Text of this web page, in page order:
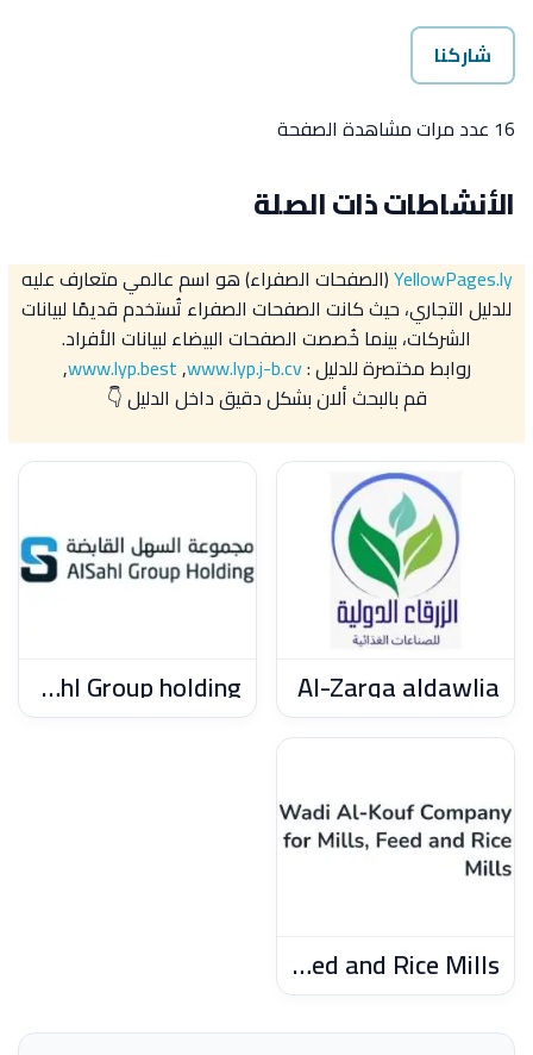
شاركنا
16 عدد مرات مشاهدة الصفحة
الأنشاطات ذات الصلة
YellowPages.ly(الصفحات الصفراء) هو اسم عالمي متعارف عليه
للدليل التجاري، حيث كانت الصفحات الصفراء تُستخدم قديمًا لبيانات
الشركات، بينما خُصصت الصفحات البيضاء لبيانات الأفراد.
روابط مختصرة للدليل :
www.lyp.best,www.lyp.j-b.cv
,
قم بالبحث ألان بشكل دقيق داخل الدليل 👇
Al-Zarqa aldawlia
Al-Sahl Group holding
Wadi Al-Kouf Company for Mills, Feed and Rice Mills